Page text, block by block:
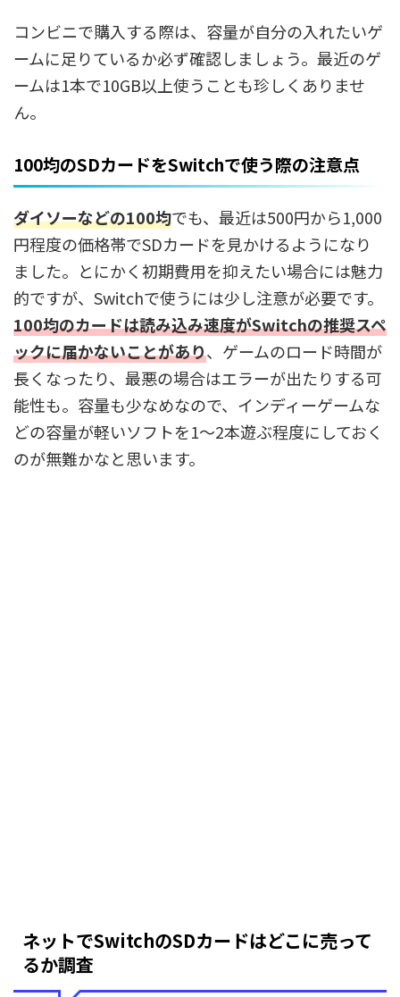
コンビニで購入する際は、容量が自分の入れたいゲ
ームに足りているか必ず確認しましょう。最近のゲ
ームは1本で10GB以上使うことも珍しくありませ
ん。
100均のSDカードをSwitchで使う際の注意点
ダイソーなどの100均でも、最近は500円から1,000
円程度の価格帯でSDカードを見かけるようになり
ました。とにかく初期費用を抑えたい場合には魅力
的ですが、Switchで使うには少し注意が必要です。
100均のカードは読み込み速度がSwitchの推奨スペ
ックに届かないことがあり、ゲームのロード時間が
長くなったり、最悪の場合はエラーが出たりする可
能性も。容量も少なめなので、インディーゲームな
どの容量が軽いソフトを1〜2本遊ぶ程度にしておく
のが無難かなと思います。
ネットでSwitchのSDカードはどこに売って
るか調査